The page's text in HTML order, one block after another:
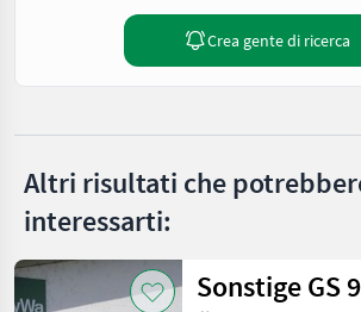
Crea gente di ricerca
Altri risultati che
interessarti:
Sonstige GS